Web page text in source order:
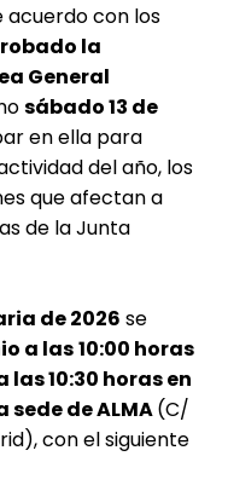
acuerdo con los
la
General
sábado 13 de
en ella para
del año, los
que afectan a
de la Junta
de 2026 se
a las10:00 horas
10:30 horas en
de ALMA(C/
con el siguiente